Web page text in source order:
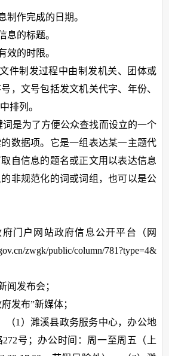
制作完成的日期。
息的标题。
效的时限。
件制发过程中由制发机关、团体或
，文号包括发文机关代字、年份、
排列。
词是为了方便公众查找而设立的一个
数据项。它是一组表达某一主题代
自信息的题名或正文用以表达信息
非规范化的词或词组，也可以是公
门户网站政府信息公开平台（网
zwgk/public/column/781?type=4&
闻发布会；
发布”新媒体；
（1）濉溪县政务服务中心，办公地
号；办公时间：周一至周五（上